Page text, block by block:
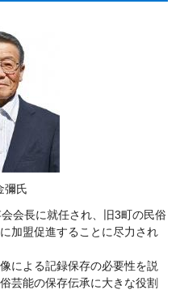
彌氏
会長に就任され、旧3町の民俗
加盟促進することに尽力され
による記録保存の必要性を説
芸能の保存伝承に大きな役割